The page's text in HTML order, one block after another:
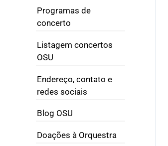
Programas de
concerto
Listagem concertos
OSU
Endereço, contato e
redes sociais
Blog OSU
Doações à Orquestra